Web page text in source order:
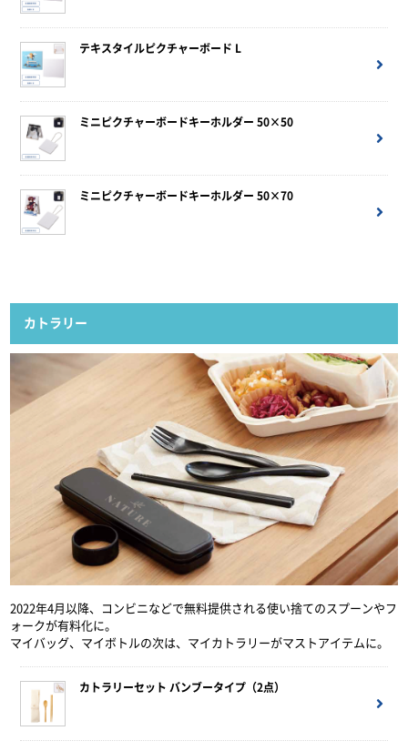
テキスタイルピクチャーボード L
ミニピクチャーボードキーホルダー 50×50
ミニピクチャーボードキーホルダー 50×70
カトラリー
2022年4月以降、コンビニなどで無料提供される使い捨てのスプーンやフ
ォークが有料化に。
マイバッグ、マイボトルの次は、マイカトラリーがマストアイテムに。
カトラリーセット バンブータイプ（2点）